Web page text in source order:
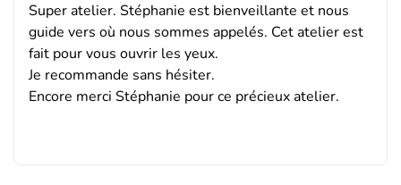
Super atelier. Stéphanie est bienveillante et nous
guide vers où nous sommes appelés. Cet atelier est
fait pour vous ouvrir les yeux.
Je recommande sans hésiter.
Encore merci Stéphanie pour ce précieux atelier.